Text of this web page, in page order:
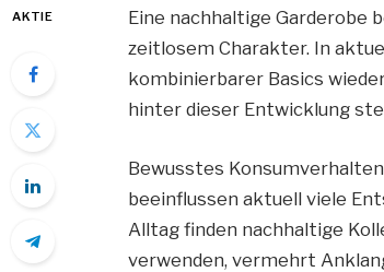
AKTIE
Eine nachhaltige Garderobe
zeitlosem Charakter. In
kombinierbarer Basics
hinter dieser Entwicklung
Bewusstes
beeinflussen aktuell viele
Alltag finden nachhaltige
verwenden, vermehrt